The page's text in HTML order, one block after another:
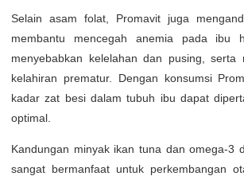
Selain asam folat, Promavit juga
membantu mencegah anemia pada ibu
menyebabkan kelelahan dan pusing, serta
kelahiran prematur. Dengan konsumsi
kadar zat besi dalam tubuh ibu dapat
optimal.
Kandungan minyak ikan tuna dan omega-3
sangat bermanfaat untuk perkembangan